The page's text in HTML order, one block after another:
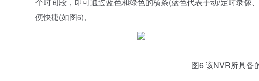
便快捷(如图6)。
图6 该NVR所具备